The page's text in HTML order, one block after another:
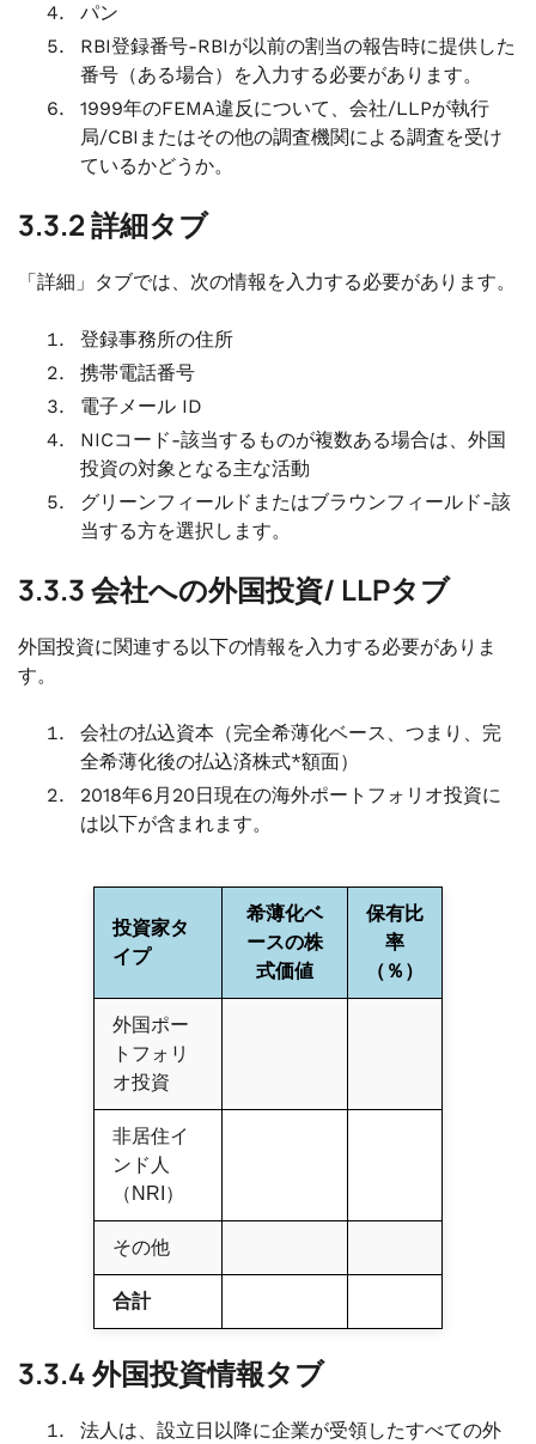
パン
RBI登録番号-RBIが以前の割当の報告時に提供した
番号（ある場合）を入力する必要があります。
1999年のFEMA違反について、会社/LLPが執行
局/CBIまたはその他の調査機関による調査を受け
ているかどうか。
3.3.2 詳細タブ
「詳細」タブでは、次の情報を入力する必要があります。
登録事務所の住所
携帯電話番号
電子メール ID
NICコード-該当するものが複数ある場合は、外国
投資の対象となる主な活動
グリーンフィールドまたはブラウンフィールド-該
当する方を選択します。
3.3.3 会社への外国投資/ LLPタブ
外国投資に関連する以下の情報を入力する必要がありま
す。
会社の払込資本（完全希薄化ベース、つまり、完
全希薄化後の払込済株式*額面）
2018年6月20日現在の海外ポートフォリオ投資に
は以下が含まれます。
投資家タ
イプ
希薄化ベ
ースの株
式価値
保有比
率
（％）
外国ポー
トフォリ
オ投資
非居住イ
ンド人
（NRI）
その他
合計
3.3.4 外国投資情報タブ
法人は、設立日以降に企業が受領したすべての外